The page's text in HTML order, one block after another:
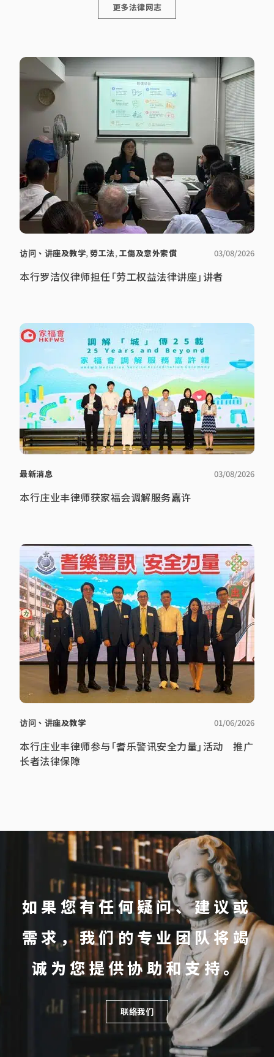
更多法律网志
访问、讲座及教学, 勞工法,工傷及意外索償 03/08/2026
本行罗洁仪律师担任「劳工权益法律讲座」讲者
最新消息 03/08/2026
本行庄业丰律师获家福会调解服务嘉许
访问、讲座及教学 01/06/2026
本行庄业丰律师参与「耆乐警讯安全力量」活动 推广
长者法律保障
如果您有任何疑问、建议或
需求，我们的专业团队将竭
诚为您提供协助和支持。
联络我们